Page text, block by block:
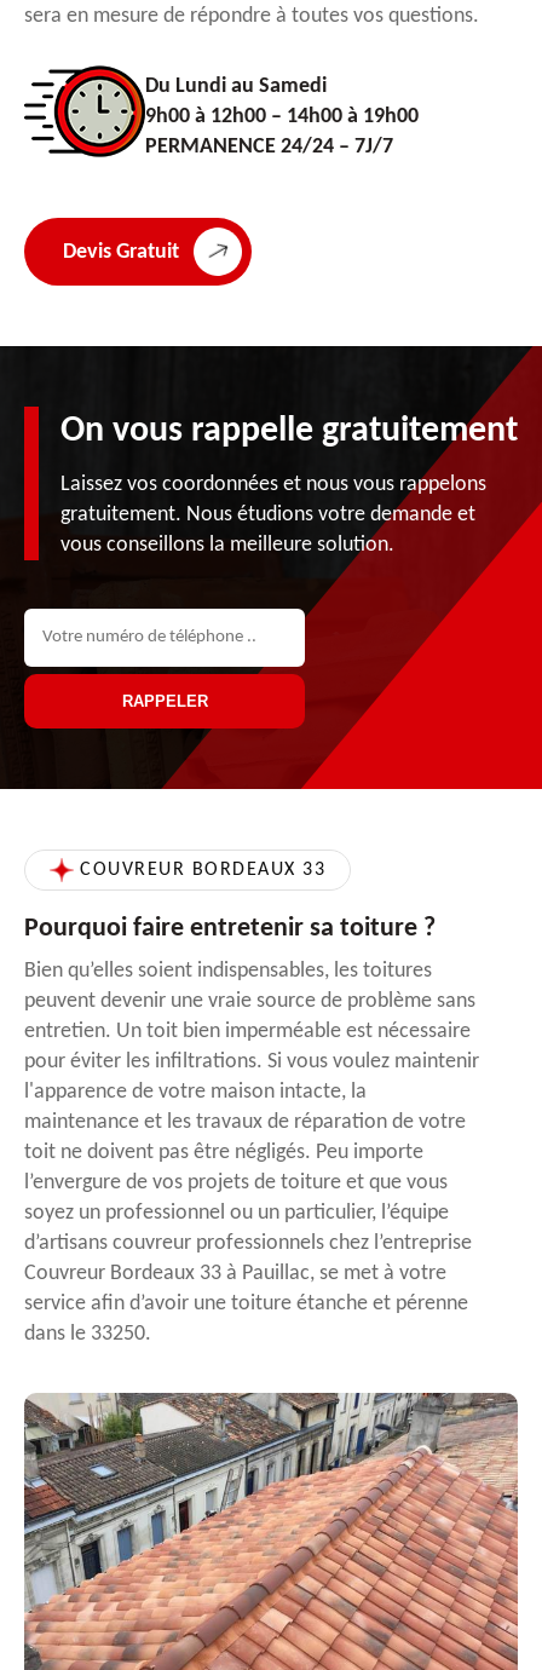
sera en mesure de répondre à toutes vos questions.
Du Lundi au Samedi
9h00 à 12h00 – 14h00 à 19h00
PERMANENCE 24/24 – 7J/7
Devis Gratuit
On vous rappelle gratuitement
Laissez vos coordonnées et nous vous rappelons
gratuitement. Nous étudions votre demande et
vous conseillons la meilleure solution.
COUVREUR BORDEAUX 33
Pourquoi faire entretenir sa toiture ?
Bien qu’elles soient indispensables, les toitures
peuvent devenir une vraie source de problème sans
entretien. Un toit bien imperméable est nécessaire
pour éviter les infiltrations. Si vous voulez maintenir
l'apparence de votre maison intacte, la
maintenance et les travaux de réparation de votre
toit ne doivent pas être négligés. Peu importe
l’envergure de vos projets de toiture et que vous
soyez un professionnel ou un particulier, l’équipe
d’artisans couvreur professionnels chez l’entreprise
Couvreur Bordeaux 33 à Pauillac, se met à votre
service afin d’avoir une toiture étanche et pérenne
dans le 33250.